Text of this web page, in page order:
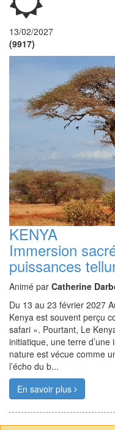
13/02/2027
(9917)
KENYA
Immersion
puissances
Animé par Catherine
Du 13 au 23 février 2027
Kenya est souvent perçu
safari ». Pourtant, Le
initiatique, une terre
nature est vécue comme
l’écho du b...
En savoir plus